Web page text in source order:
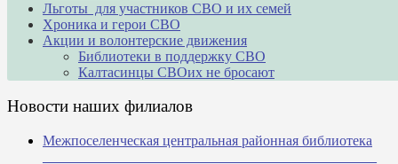
Льготы для участников СВО и их семей
Хроника и герои СВО
Акции и волонтерские движения
Библиотеки в поддержку СВО
Калтасинцы СВОих не бросают
Новости наших филиалов
Межпоселенческая центральная районная библиотека